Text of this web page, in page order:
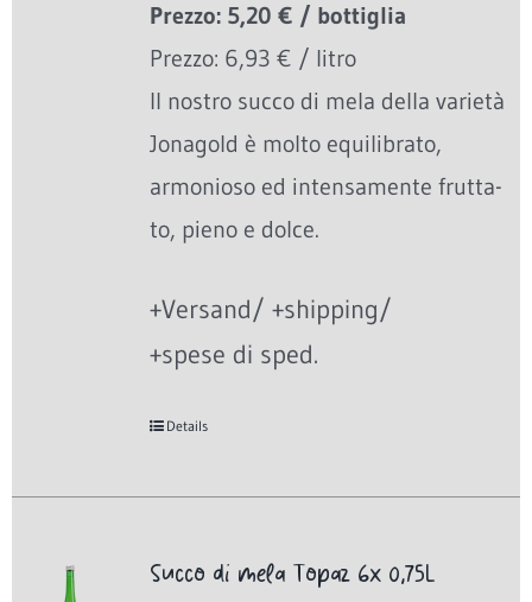
Prezzo: 5,20 € / bottiglia
Prezzo: 6,93 € / litro
Il nostro succo di mela della varietà
Jonagold è molto equilibrato,
armonioso ed intensamente frutta-
to, pieno e dolce.
+Versand/ +shipping/
+spese di sped.
Details
Succo di mela Topaz 6x 0,75L